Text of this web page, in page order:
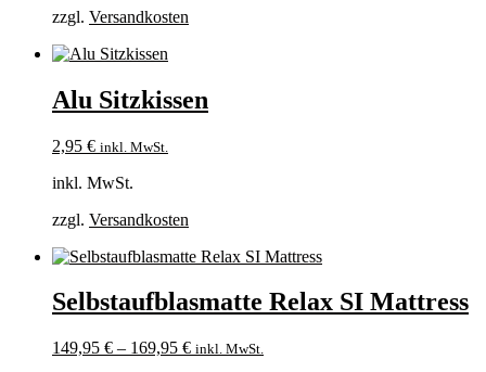
zzgl. Versandkosten
Alu Sitzkissen
2,95 € inkl. MwSt.
inkl. MwSt.
zzgl. Versandkosten
Selbstaufblasmatte Relax SI Mattress
149,95 € – 169,95 € inkl. MwSt.